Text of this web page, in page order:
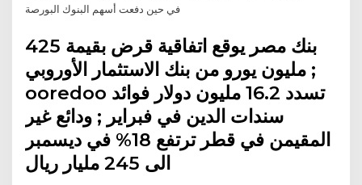
في حين دفعت أسهم البنوك البورصة
بنك مصر يوقع اتفاقية قرض بقيمة 425
مليون يورو من بنك الاستثمار الأوروبي ;
ooredoo تسدد 16.2 مليون دولار فوائد
سندات الدين في فبراير ; ودائع غير
المقيمن في قطر ترتفع 18% في ديسمبر
الى 245 مليار ريال